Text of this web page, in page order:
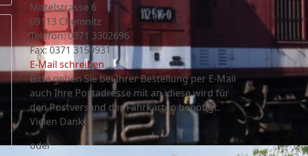
Mittelstrasse 6
09113 Chemnitz
Telefon: 0371 3302696
Fax: 0371 3159931
E-Mail schreiben
Bitte geben Sie bei Ihrer Bestellung per E-Mail
auch Ihre Postadresse mit an, diese wird für
den Postversand der Fahrkarten benötigt.
Vielen Dank
oder